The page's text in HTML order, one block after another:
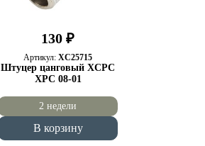
130 ₽
Артикул:XC25715
Штуцер цанговый XCPC
XPC 08-01
2 недели
В корзину